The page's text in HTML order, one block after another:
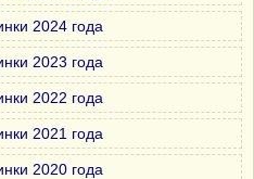
2024 года
2023 года
2022 года
2021 года
2020 года